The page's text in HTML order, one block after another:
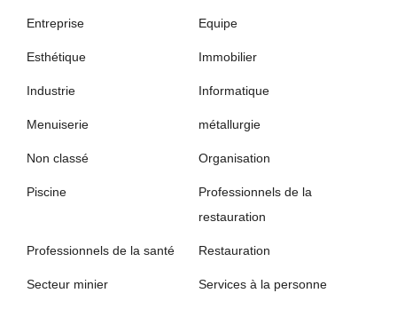
Entreprise Equipe
Esthétique Immobilier
Industrie Informatique
Menuiserie métallurgie
Non classé Organisation
Piscine
Professionnels de la
restauration
Professionnels de la santé Restauration
Secteur minier Services à la personne